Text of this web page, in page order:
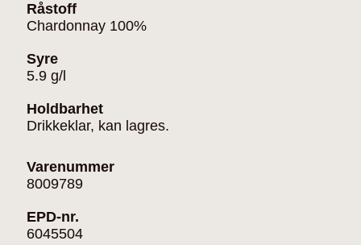
Råstoff
Chardonnay 100%
Syre
5.9 g/l
Holdbarhet
Drikkeklar, kan lagres.
Varenummer
8009789
EPD-nr.
6045504